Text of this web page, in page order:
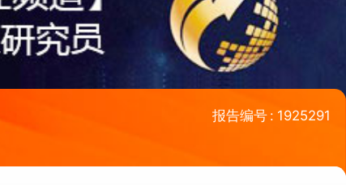
报告编号 : 1925291